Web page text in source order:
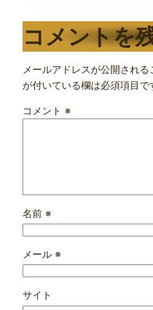
コメントを
メールアドレスが公開される
が付いている欄は必須項目で
コメント ※
名前 ※
メール ※
サイト